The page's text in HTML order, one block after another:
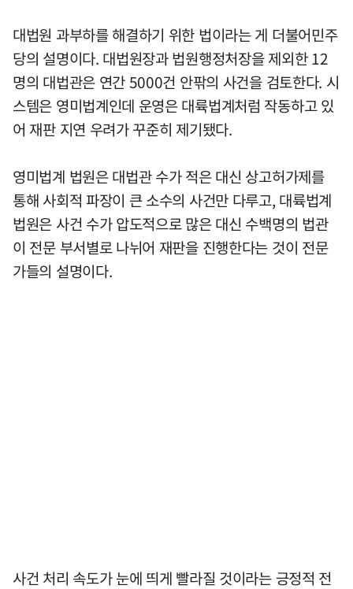
대법원 과부하를 해결하기 위한 법이라는 게 더불어민주
당의 설명이다. 대법원장과 법원행정처장을 제외한 12
명의 대법관은 연간 5000건 안팎의 사건을 검토한다. 시
스템은 영미법계인데 운영은 대륙법계처럼 작동하고 있
어 재판 지연 우려가 꾸준히 제기됐다.
영미법계 법원은 대법관 수가 적은 대신 상고허가제를
통해 사회적 파장이 큰 소수의 사건만 다루고, 대륙법계
법원은 사건 수가 압도적으로 많은 대신 수백명의 법관
이 전문 부서별로 나뉘어 재판을 진행한다는 것이 전문
가들의 설명이다.
사건 처리 속도가 눈에 띄게 빨라질 것이라는 긍정적 전